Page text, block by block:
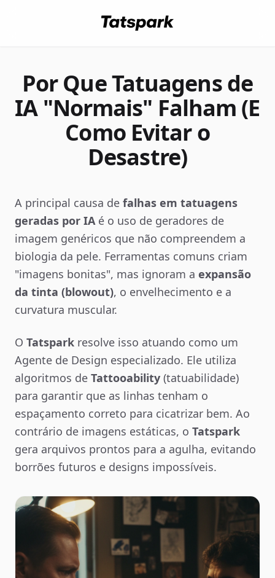
Por Que Tatuagens de
IA "Normais" Falham (E
Como Evitar o
Desastre)
A principal causa de falhas em tatuagens
geradas por IAé o uso de geradores de
imagem genéricos que não compreendem a
biologia da pele. Ferramentas comuns criam
"imagens bonitas", mas ignoram a expansão
da tinta (blowout), o envelhecimento e a
curvatura muscular.
O Tatspark resolve isso atuando como um
Agente de Design especializado. Ele utiliza
algoritmos de Tattooability (tatuabilidade)
para garantir que as linhas tenham o
espaçamento correto para cicatrizar bem. Ao
contrário de imagens estáticas, o Tatspark
gera arquivos prontos para a agulha, evitando
borrões futuros e designs impossíveis.